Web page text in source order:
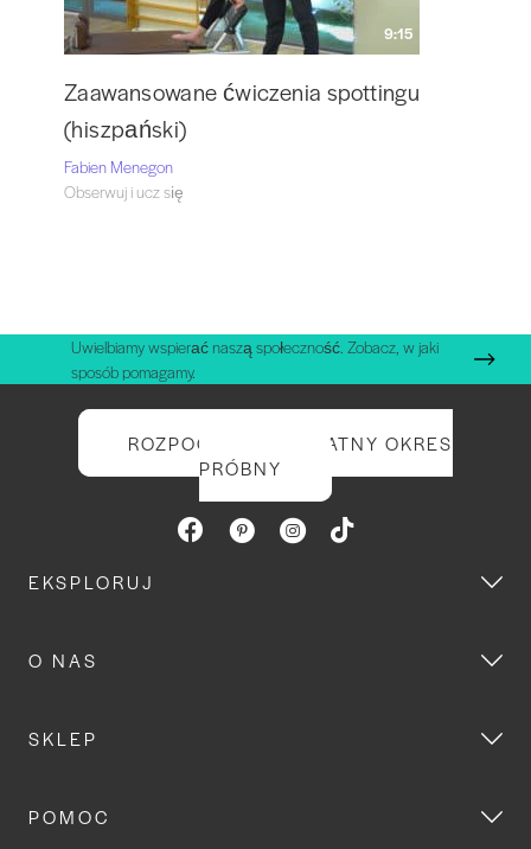
9:15
Zaawansowane ćwiczenia spottingu
(hiszpański)
Fabien Menegon
Obserwuj i ucz się
Uwielbiamy wspierać naszą społeczność. Zobacz, w jaki
sposób pomagamy.
ROZPOCZNIJ BEZPŁATNY OKRES
PRÓBNY
EKSPLORUJ
O NAS
SKLEP
POMOC